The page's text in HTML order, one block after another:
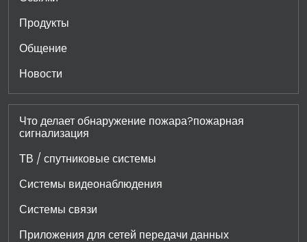
Продукты
Общение
Новости
Что делает обнаружение пожара?пожарная
сигнализация
ТВ / спутниковые системы
Системы видеонаблюдения
Системы связи
Приложения для сетей передачи данных